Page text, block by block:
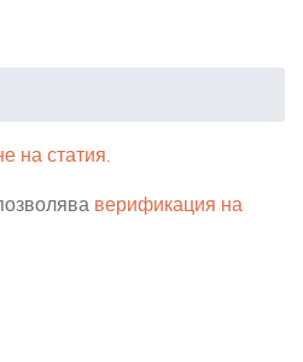
на статия.
верификация на